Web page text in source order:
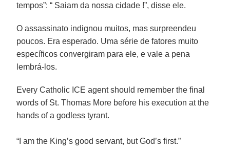
tempos”: “ Saiam da nossa cidade !”, disse ele.
O assassinato indignou muitos, mas surpreendeu
poucos. Era esperado. Uma série de fatores muito
específicos convergiram para ele, e vale a pena
lembrá-los.
Every Catholic ICE agent should remember the final
words of St. Thomas More before his execution at the
hands of a godless tyrant.
“I am the King’s good servant, but God’s first.”